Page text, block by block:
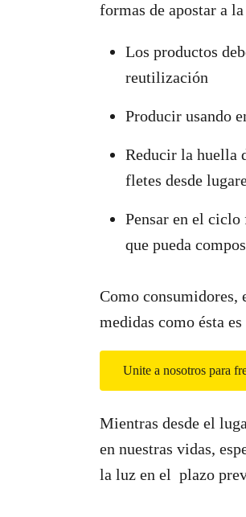
formas de apostar a
Los productos
reutilización
Producir usando
Reducir la huella
fletes desde
Pensar en el
que pueda
Como consumidores,
medidas como ésta
Unite a nosotros para
Mientras desde el
en nuestras vidas,
la luz en el plazo